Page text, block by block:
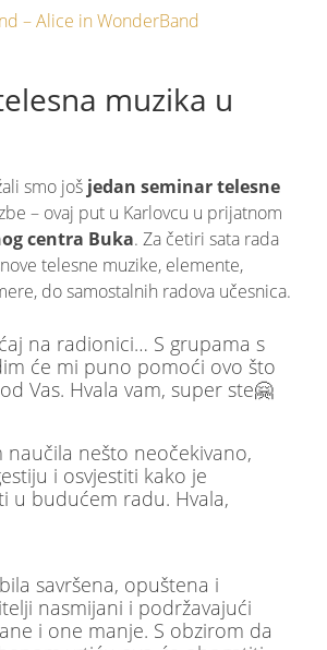
– Alice in WonderBand
muzika u
smo još jedan seminar telesne
– ovaj put u Karlovcu u prijatnom
centra Buka. Za četiri sata rada
telesne muzike, elemente,
do samostalnih radova učesnica.
na radionici… S grupama s
će mi puno pomoći ovo što
Vas. Hvala vam, super ste🤗
naučila nešto neočekivano,
i osvjestiti kako je
u budućem radu. Hvala,
savršena, opuštena i
nasmijani i podržavajući
i one manje. S obzirom da